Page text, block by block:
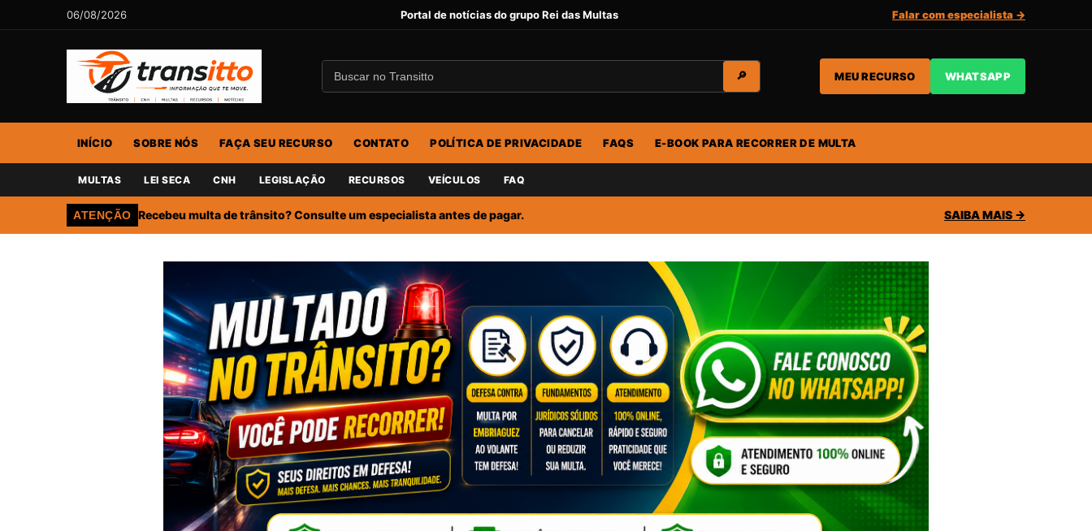
06/08/2026 Portal de notícias do grupo Rei das Multas Falar com especialista →
🔎 MEU RECURSO WHATSAPP
INÍCIO SOBRE NÓS FAÇA SEU RECURSO CONTATO POLÍTICA DE PRIVACIDADE FAQS E-BOOK PARA RECORRER DE MULTA
MULTAS LEI SECA CNH LEGISLAÇÃO RECURSOS VEÍCULOS FAQ
ATENÇÃO Recebeu multa de trânsito? Consulte um especialista antes de pagar. SAIBA MAIS →